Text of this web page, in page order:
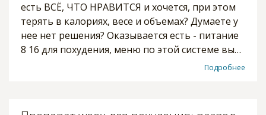
есть ВСЁ, ЧТО НРАВИТСЯ и хочется, при этом
терять в калориях, весе и объемах? Думаете у
нее нет решения? Оказывается есть - питание
8 16 для похудения, меню по этой системе вы…
Подробнее